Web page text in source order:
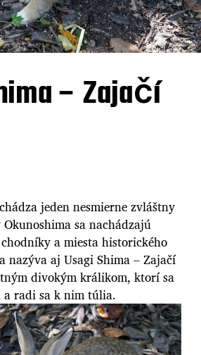
– Zajačí
jeden nesmierne zvláštny
sa nachádzajú
a miesta historického
nazýva aj Usagi Shima – Zajačí
divokým králikom, ktorí sa
radi sa k nim túlia.